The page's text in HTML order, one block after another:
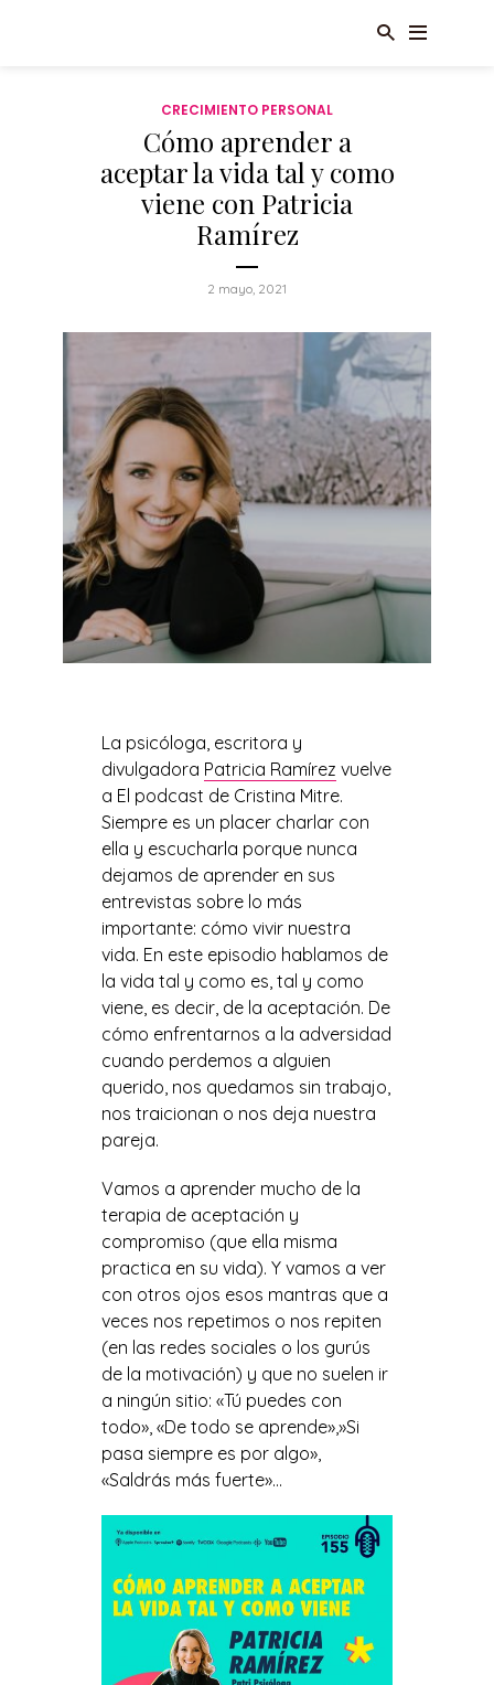
CRECIMIENTO PERSONAL
Cómo aprender a
aceptar la vida tal y como
viene con Patricia
Ramírez
2 mayo, 2021
La psicóloga, escritora y
divulgadora Patricia Ramírez vuelve
a El podcast de Cristina Mitre.
Siempre es un placer charlar con
ella y escucharla porque nunca
dejamos de aprender en sus
entrevistas sobre lo más
importante: cómo vivir nuestra
vida. En este episodio hablamos de
la vida tal y como es, tal y como
viene, es decir, de la aceptación. De
cómo enfrentarnos a la adversidad
cuando perdemos a alguien
querido, nos quedamos sin trabajo,
nos traicionan o nos deja nuestra
pareja.
Vamos a aprender mucho de la
terapia de aceptación y
compromiso (que ella misma
practica en su vida). Y vamos a ver
con otros ojos esos mantras que a
veces nos repetimos o nos repiten
(en las redes sociales o los gurús
de la motivación) y que no suelen ir
a ningún sitio: «Tú puedes con
todo», «De todo se aprende»,»Si
pasa siempre es por algo»,
«Saldrás más fuerte»…